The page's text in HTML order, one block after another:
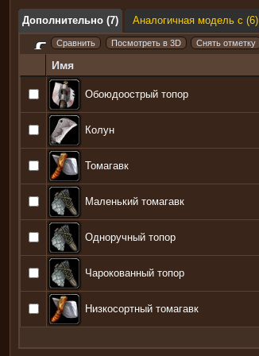
Дополнительно (7) Аналогичная модель с (6)
Имя
Обоюдоострый топор
Колун
Томагавк
Маленький томагавк
Одноручный топор
Чарокованный топор
Низкосортный томагавк